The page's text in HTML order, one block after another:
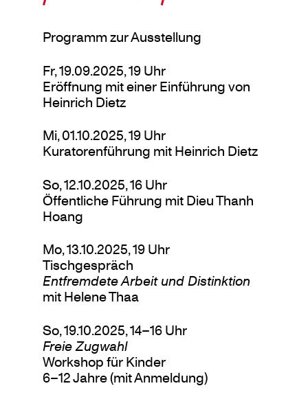
Programm zur Ausstellung
Fr, 19.09.2025, 19 Uhr
Eröffnung mit einer Einführung von
Heinrich Dietz
Mi, 01.10.2025, 19 Uhr
Kuratorenführung mit Heinrich Dietz
So, 12.10.2025, 16 Uhr
Öffentliche Führung mit Dieu Thanh
Hoang
Mo, 13.10.2025, 19 Uhr
Tischgespräch
Entfremdete Arbeit und Distinktion
mit Helene Thaa
So, 19.10.2025, 14–16 Uhr
Freie Zugwahl
Workshop für Kinder
6–12 Jahre (mit Anmeldung)